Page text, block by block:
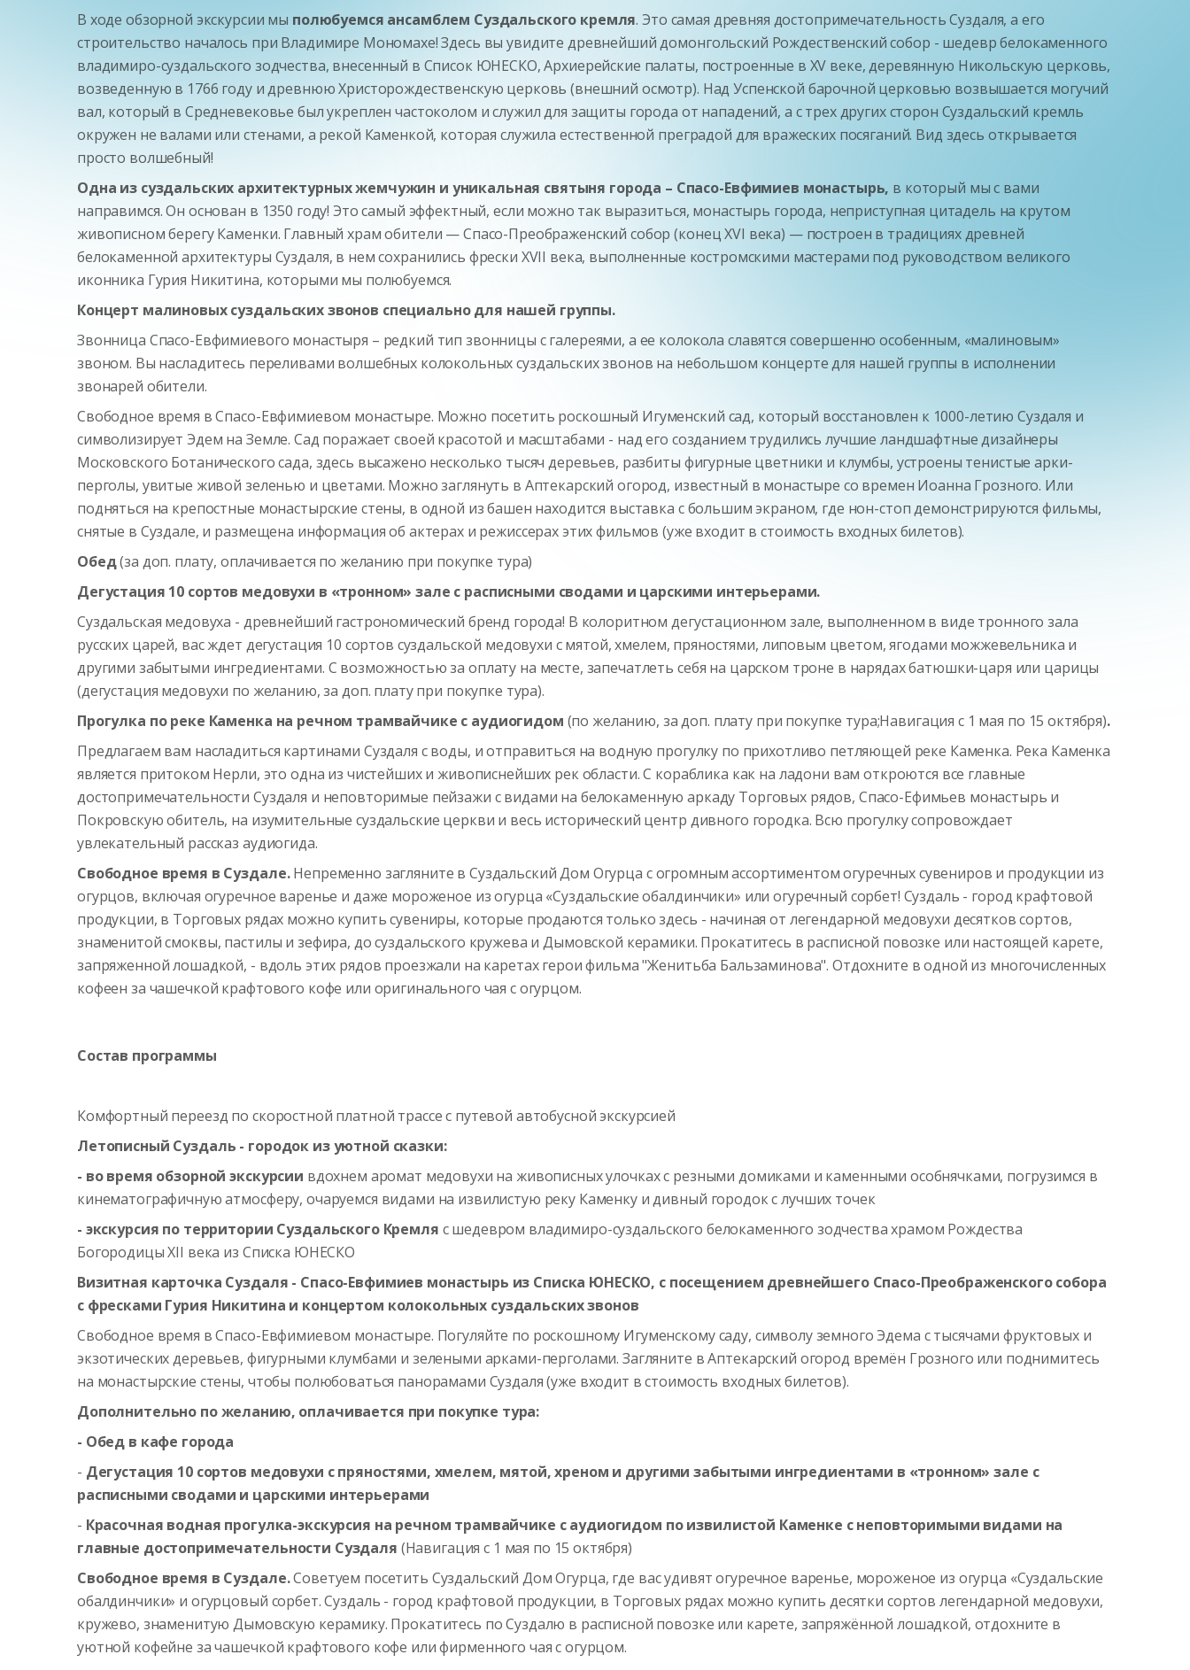
В ходе обзорной экскурсии мы полюбуемся ансамблем Суздальского кремля. Это самая древняя достопримечательность Суздаля, а его
строительство началось при Владимире Мономахе! Здесь вы увидите древнейший домонгольский Рождественский собор - шедевр белокаменного
владимиро-суздальского зодчества, внесенный в Список ЮНЕСКО, Архиерейские палаты, построенные в XV веке, деревянную Никольскую церковь,
возведенную в 1766 году и древнюю Христорождественскую церковь (внешний осмотр). Над Успенской барочной церковью возвышается могучий
вал, который в Средневековье был укреплен частоколом и служил для защиты города от нападений, а с трех других сторон Суздальский кремль
окружен не валами или стенами, а рекой Каменкой, которая служила естественной преградой для вражеских посяганий. Вид здесь открывается
просто волшебный!
Одна из суздальских архитектурных жемчужин и уникальная святыня города – Спасо-Евфимиев монастырь, в который мы с вами
направимся. Он основан в 1350 году! Это самый эффектный, если можно так выразиться, монастырь города, неприступная цитадель на крутом
живописном берегу Каменки. Главный храм обители — Спасо-Преображенский собор (конец XVI века) — построен в традициях древней
белокаменной архитектуры Суздаля, в нем сохранились фрески XVII века, выполненные костромскими мастерами под руководством великого
иконника Гурия Никитина, которыми мы полюбуемся.
Концерт малиновых суздальских звонов специально для нашей группы.
Звонница Спасо-Евфимиевого монастыря – редкий тип звонницы с галереями, а ее колокола славятся совершенно особенным, «малиновым»
звоном. Вы насладитесь переливами волшебных колокольных суздальских звонов на небольшом концерте для нашей группы в исполнении
звонарей обители.
Свободное время в Спасо-Евфимиевом монастыре. Можно посетить роскошный Игуменский сад, который восстановлен к 1000-летию Суздаля и
символизирует Эдем на Земле. Сад поражает своей красотой и масштабами - над его созданием трудились лучшие ландшафтные дизайнеры
Московского Ботанического сада, здесь высажено несколько тысяч деревьев, разбиты фигурные цветники и клумбы, устроены тенистые арки-
перголы, увитые живой зеленью и цветами. Можно заглянуть в Аптекарский огород, известный в монастыре со времен Иоанна Грозного. Или
подняться на крепостные монастырские стены, в одной из башен находится выставка с большим экраном, где нон-стоп демонстрируются фильмы,
снятые в Суздале, и размещена информация об актерах и режиссерах этих фильмов (уже входит в стоимость входных билетов).
Обед(за доп. плату, оплачивается по желанию при покупке тура)
Дегустация 10 сортов медовухи в «тронном» зале с расписными сводами и царскими интерьерами.
Суздальская медовуха - древнейший гастрономический бренд города! В колоритном дегустационном зале, выполненном в виде тронного зала
русских царей, вас ждет дегустация 10 сортов суздальской медовухи с мятой, хмелем, пряностями, липовым цветом, ягодами можжевельника и
другими забытыми ингредиентами. С возможностью за оплату на месте, запечатлеть себя на царском троне в нарядах батюшки-царя или царицы
(дегустация медовухи по желанию, за доп. плату при покупке тура).
Прогулка по реке Каменка на речном трамвайчике с аудиогидом (по желанию, за доп. плату при покупке тура;Навигация с 1 мая по 15 октября).
Предлагаем вам насладиться картинами Суздаля с воды, и отправиться на водную прогулку по прихотливо петляющей реке Каменка. Река Каменка
является притоком Нерли, это одна из чистейших и живописнейших рек области. С кораблика как на ладони вам откроются все главные
достопримечательности Суздаля и неповторимые пейзажи с видами на белокаменную аркаду Торговых рядов, Спасо-Ефимьев монастырь и
Покровскую обитель, на изумительные суздальские церкви и весь исторический центр дивного городка. Всю прогулку сопровождает
увлекательный рассказ аудиогида.
Свободное время в Суздале.Непременно загляните в Суздальский Дом Огурца с огромным ассортиментом огуречных сувениров и продукции из
огурцов, включая огуречное варенье и даже мороженое из огурца «Суздальские обалдинчики» или огуречный сорбет! Суздаль - город крафтовой
продукции, в Торговых рядах можно купить сувениры, которые продаются только здесь - начиная от легендарной медовухи десятков сортов,
знаменитой смоквы, пастилы и зефира, до суздальского кружева и Дымовской керамики. Прокатитесь в расписной повозке или настоящей карете,
запряженной лошадкой, - вдоль этих рядов проезжали на каретах герои фильма "Женитьба Бальзаминова". Отдохните в одной из многочисленных
кофеен за чашечкой крафтового кофе или оригинального чая с огурцом.
Состав программы
Комфортный переезд по скоростной платной трассе с путевой автобусной экскурсией
Летописный Суздаль - городок из уютной сказки:
- во время обзорной экскурсии вдохнем аромат медовухи на живописных улочках с резными домиками и каменными особнячками, погрузимся в
кинематографичную атмосферу, очаруемся видами на извилистую реку Каменку и дивный городок с лучших точек
- экскурсия по территории Суздальского Кремля с шедевром владимиро-суздальского белокаменного зодчества храмом Рождества
Богородицы XII века из Списка ЮНЕСКО
Визитная карточка Суздаля - Спасо-Евфимиев монастырь из Списка ЮНЕСКО, с посещением древнейшего Спасо-Преображенского собора
с фресками Гурия Никитина и концертом колокольных суздальских звонов
Свободное время в Спасо-Евфимиевом монастыре. Погуляйте по роскошному Игуменскому саду, символу земного Эдема с тысячами фруктовых и
экзотических деревьев, фигурными клумбами и зелеными арками-перголами. Загляните в Аптекарский огород времён Грозного или поднимитесь
на монастырские стены, чтобы полюбоваться панорамами Суздаля (уже входит в стоимость входных билетов).
Дополнительно по желанию, оплачивается при покупке тура:
- Обед в кафе города
- Дегустация 10 сортов медовухи с пряностями, хмелем, мятой, хреном и другими забытыми ингредиентами в «тронном» зале с
расписными сводами и царскими интерьерами
- Красочная водная прогулка-экскурсия на речном трамвайчике с аудиогидом по извилистой Каменке с неповторимыми видами на
главные достопримечательности Суздаля (Навигация с 1 мая по 15 октября)
Свободное время в Суздале.Советуем посетить Суздальский Дом Огурца, где вас удивят огуречное варенье, мороженое из огурца «Суздальские
обалдинчики» и огурцовый сорбет. Суздаль - город крафтовой продукции, в Торговых рядах можно купить десятки сортов легендарной медовухи,
кружево, знаменитую Дымовскую керамику. Прокатитесь по Суздалю в расписной повозке или карете, запряжённой лошадкой, отдохните в
уютной кофейне за чашечкой крафтового кофе или фирменного чая с огурцом.